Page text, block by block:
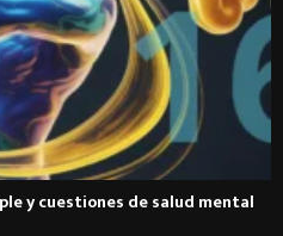
y cuestiones de salud mental